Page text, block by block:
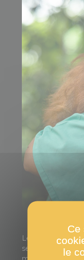
Le mot du
seulement un
Ce
le